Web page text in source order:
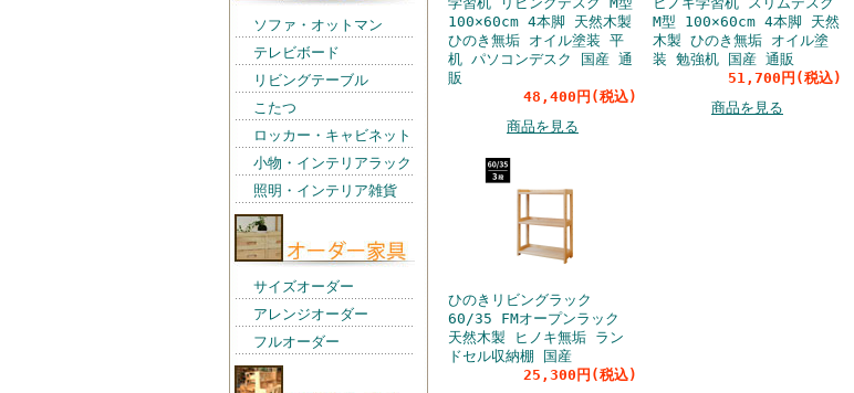
ソファ・オットマン
テレビボード
リビングテーブル
こたつ
ロッカー・キャビネット
小物・インテリアラック
照明・インテリア雑貨
サイズオーダー
アレンジオーダー
フルオーダー
100×60cm 4本脚 天然木製
ひのき無垢 オイル塗装 平
机 パソコンデスク 国産 通
販
48,400円(税込)
商品を見る
M型 100×60cm 4本脚 天然
木製 ひのき無垢 オイル塗
装 勉強机 国産 通販
51,700円(税込)
商品を見る
ひのきリビングラック
60/35 FMオープンラック
天然木製 ヒノキ無垢 ラン
ドセル収納棚 国産
25,300円(税込)